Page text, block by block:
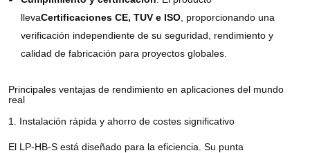
llevaCertificaciones CE, TUV e ISO , proporcionando una
verificación independiente de su seguridad, rendimiento y
calidad de fabricación para proyectos globales.
Principales ventajas de rendimiento en aplicaciones del mundo
real
1. Instalación rápida y ahorro de costes significativo
El LP-HB-S está diseñado para la eficiencia. Su punta